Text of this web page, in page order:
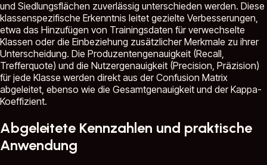
und Siedlungsflächen zuverlässig unterschieden werden. Diese
klassenspezifische Erkenntnis leitet gezielte Verbesserungen,
etwa das Hinzufügen von Trainingsdaten für verwechselte
Klassen oder die Einbeziehung zusätzlicher Merkmale zu ihrer
Unterscheidung. Die Produzentengenauigkeit (Recall,
Trefferquote) und die Nutzergenauigkeit (Precision, Präzision)
für jede Klasse werden direkt aus der Confusion Matrix
abgeleitet, ebenso wie die Gesamtgenauigkeit und der Kappa-
Koeffizient.
Abgeleitete Kennzahlen und praktische
Anwendung